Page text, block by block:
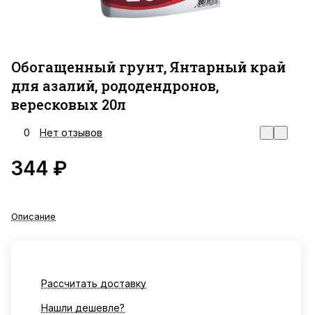
Обогащенный грунт, Янтарный край
для азалий, рододендронов,
вересковых 20л
0 Нет отзывов
344 ₽
Описание
Рассчитать доставку
Нашли дешевле?